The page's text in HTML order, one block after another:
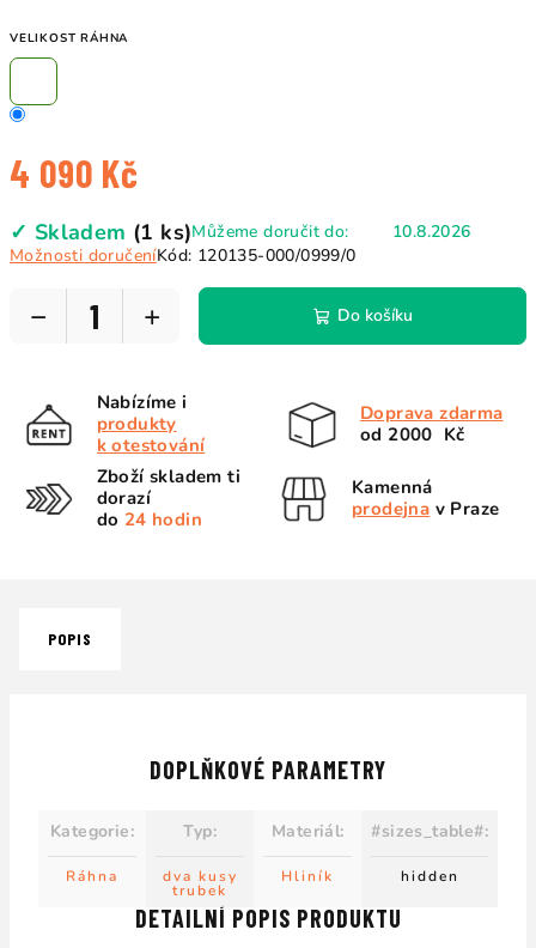
VELIKOST RÁHNA
4 090 Kč
cena:
✓ Skladem (1 ks)Můžeme doručit do:
10.8.2026
Možnosti doručeníKód: 120135-000/0999/0
+
− Do košíku
Nabízíme i
produkty
k otestování
Doprava zdarma
od 2000 Kč
Zboží skladem ti
dorazí
do 24 hodin
Kamenná
prodejna v Praze
POPIS
DETAILNÍ POPIS PRODUKTU
DOPLŇKOVÉ PARAMETRY
Kategorie:
Ráhna
Typ:
dva kusy
trubek
Materiál:
Hliník
#sizes_table#:
hidden